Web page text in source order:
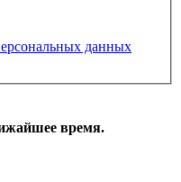
данных
время.